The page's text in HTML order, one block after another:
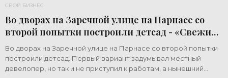
СВОЙ БИЗНЕС
Во дворах на Заречной улице на Парнасе со
второй попытки построили детсад - «Свежие
новости строительства»
Во дворах на Заречной улице на Парнасе со второй попытки
построили детсад. Первый вариант задумывал местный
девелопер, но так и не приступил к работам, а нынешний